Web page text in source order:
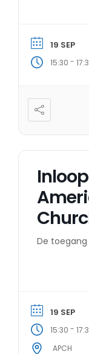
19 SEP
15:30 -
De
19 SEP
15:30 -
APCH